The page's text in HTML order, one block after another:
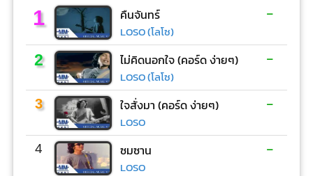
1 คืนจันทร์
LOSO (โลโซ)
-
2 ไม่คิดนอกใจ (คอร์ด ง่ายๆ)
LOSO (โลโซ)
-
3 ใจสั่งมา (คอร์ด ง่ายๆ)
LOSO
-
4 ซมซาน
LOSO
-